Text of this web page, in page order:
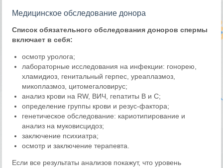
Медицинское обследование донора
Список обязательного обследования доноров спермы
включает в себя:
осмотр уролога;
лабораторные исследования на инфекции: гонорею,
хламидиоз, генитальный герпес, уреаплазмоз,
микоплазмоз, цитомегаловирус;
анализ крови на RW, ВИЧ, гепатиты B и C;
определение группы крови и резус-фактора;
генетическое обследование: кариотипирование и
анализ на муковисцидоз;
заключение психиатра;
осмотр и заключение терапевта.
Если все результаты анализов покажут, что уровень